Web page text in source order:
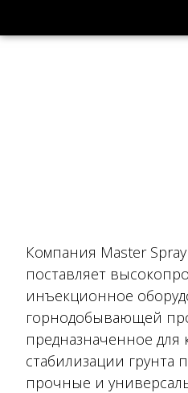
Компания Master
поставляет
инъекционное
горнодобывающей
предназначенное для
стабилизации грунта
прочные и